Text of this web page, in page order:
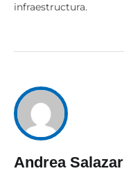
infraestructura.
Andrea Salazar